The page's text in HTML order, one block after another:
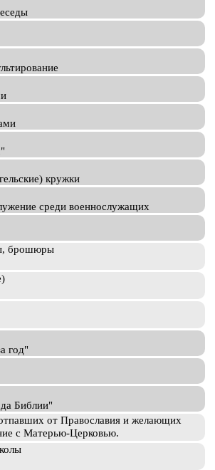
кружки
среди военнослужащих
брошюры
год"
Библии"
от Православия и желающих
с Матерью-Церковью.